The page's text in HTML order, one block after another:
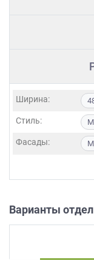
Ширина:
Стиль:
Фасады:
Варианты